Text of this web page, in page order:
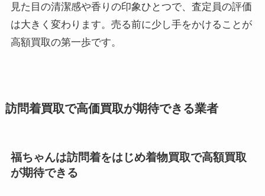
見た目の清潔感や香りの印象ひとつで、査定員の評価
は大きく変わります。売る前に少し手をかけることが
高額買取の第一歩です。
訪問着買取で高価買取が期待できる業者
福ちゃんは訪問着をはじめ着物買取で高額買取
が期待できる